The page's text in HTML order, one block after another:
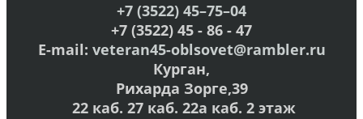
+7 (3522) 45–75–04
+7 (3522) 45 - 86 - 47
E-mail: veteran45-oblsovet@rambler.ru
Курган,
Рихарда Зорге,39
22 каб. 27 каб. 22а каб. 2 этаж